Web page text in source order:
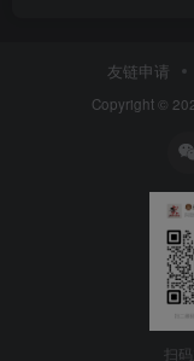
友链申请
Copyright ©
扫